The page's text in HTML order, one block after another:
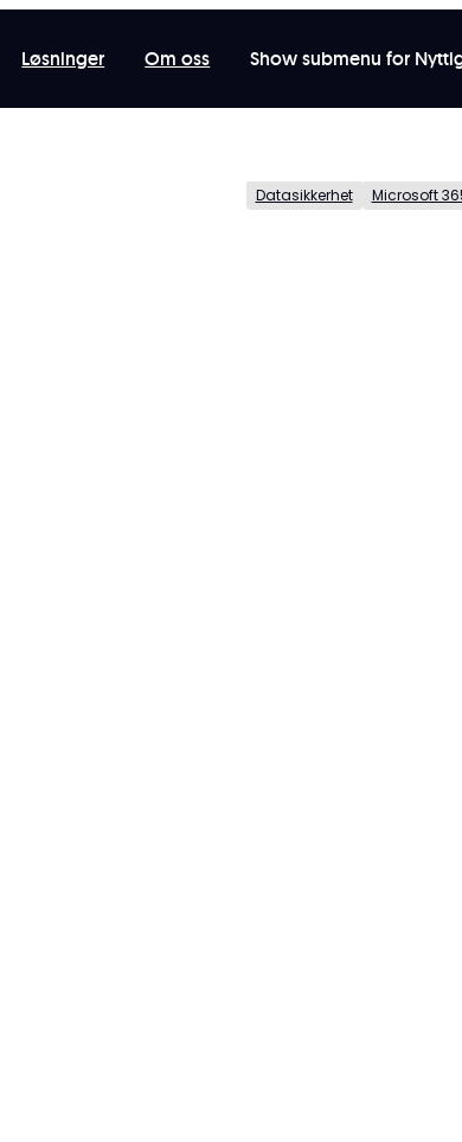
Løsninger Om oss Show submenu for
Datasikkerhet Microsoft